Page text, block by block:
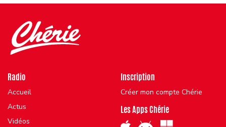
Radio
Accueil
Actus
Vidéos
Inscription
Créer mon compte Chérie
Les Apps Chérie